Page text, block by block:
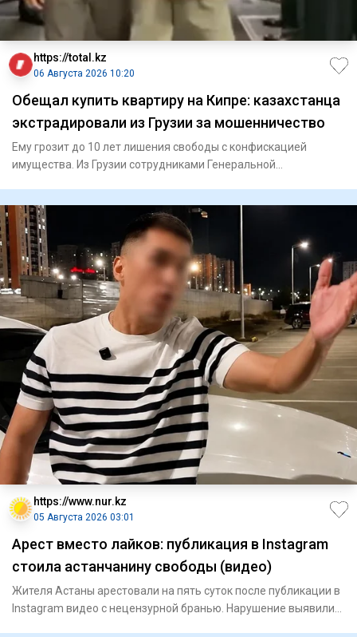
https://total.kz
06 Августа 2026 10:20
Обещал купить квартиру на Кипре: казахстанца
экстрадировали из Грузии за мошенничество
Ему грозит до 10 лет лишения свободы с конфискацией
имущества. Из Грузии сотрудниками Генеральной
https://www.nur.kz
05 Августа 2026 03:01
Арест вместо лайков: публикация в Instagram
стоила астанчанину свободы (видео)
Жителя Астаны арестовали на пять суток после публикации в
Instagram видео с нецензурной бранью. Нарушение выявили